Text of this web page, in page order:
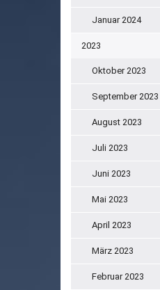
Januar 2024
2023
Oktober 2023
September 2023
August 2023
Juli 2023
Juni 2023
Mai 2023
April 2023
März 2023
Februar 2023